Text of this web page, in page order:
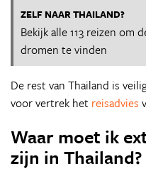
ZELF NAAR THAILAND?
Bekijk alle 113 reizen om
dromen te vinden
De rest van Thailand is
voor vertrek het reisadvies
Waar moet ik
zijn in Thailand?